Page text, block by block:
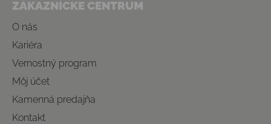
ZÁKAZNÍCKE CENTRUM
O nás
Kariéra
Vernostný program
Môj účet
Kamenná predajňa
Kontakt